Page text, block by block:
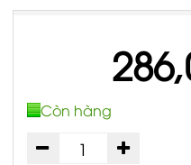
Còn hàng